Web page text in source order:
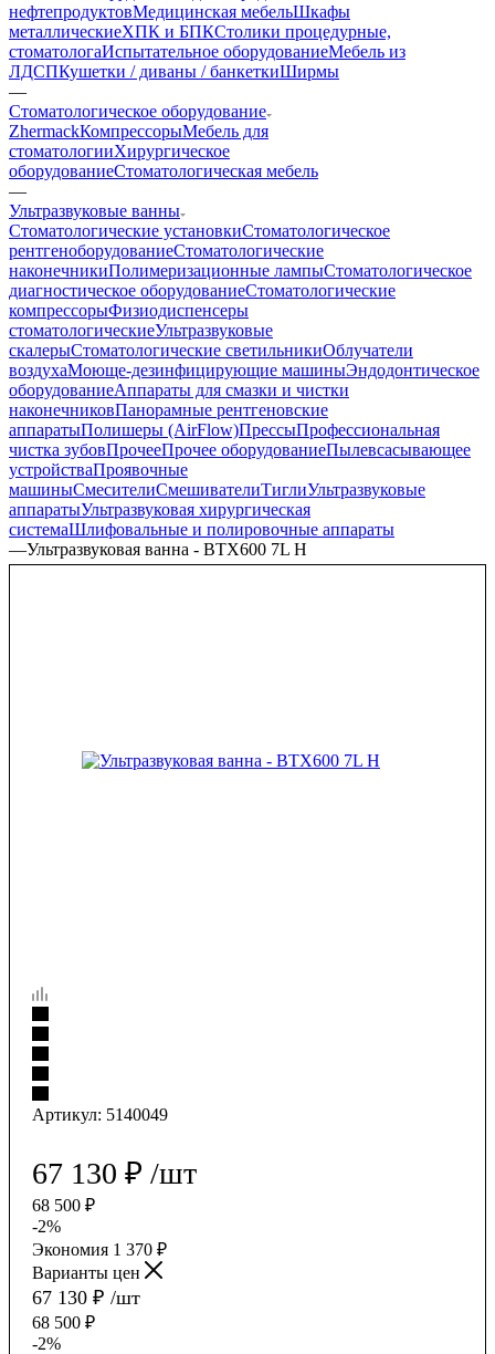
нефтепродуктовМедицинская мебельШкафы
металлическиеХПК и БПКСтолики процедурные,
стоматологаИспытательное оборудованиеМебель из
ЛДСПКушетки / диваны / банкеткиШирмы
—
Стоматологическое оборудование
ZhermackКомпрессорыМебель для
стоматологииХирургическое
оборудованиеСтоматологическая мебель
—
Ультразвуковые ванны
Стоматологические установкиСтоматологическое
рентгеноборудованиеСтоматологические
наконечникиПолимеризационные лампыСтоматологическое
диагностическое оборудованиеСтоматологические
компрессорыФизиодиспенсеры
стоматологическиеУльтразвуковые
скалерыСтоматологические светильникиОблучатели
воздухаМоюще-дезинфицирующие машиныЭндодонтическое
оборудованиеАппараты для смазки и чистки
наконечниковПанорамные рентгеновские
аппаратыПолишеры (AirFlow)ПрессыПрофессиональная
чистка зубовПрочееПрочее оборудованиеПылевсасывающее
устройстваПроявочные
машиныСмесителиСмешивателиТиглиУльтразвуковые
аппаратыУльтразвуковая хирургическая
системаШлифовальные и полировочные аппараты
—Ультразвуковая ванна - BTX600 7L H
Артикул: 5140049
67 130 ₽ /шт
68 500 ₽
-2%
Экономия 1 370 ₽
Варианты цен
67 130 ₽ /шт
68 500 ₽
-2%